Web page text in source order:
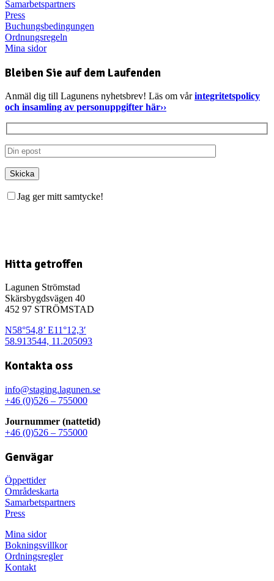
Samarbetspartners
Press
Buchungsbedingungen
Ordnungsregeln
Mina sidor
Bleiben Sie auf dem Laufenden
Anmäl dig till Lagunens nyhetsbrev! Läs om vårintegritetspolicy
och insamling av personuppgifter här››
Jag ger mitt samtycke!
Hitta getroffen
Lagunen Strömstad
Skärsbygdsvägen 40
452 97 STRÖMSTAD
N58°54,8’ E11°12,3′
58.913544, 11.205093
Kontakta oss
info@staging.lagunen.se
+46 (0)526 – 755000
Journummer (nattetid)
+46 (0)526 – 755000
Genvägar
Öppettider
Områdeskarta
Samarbetspartners
Press
Mina sidor
Bokningsvillkor
Ordningsregler
Kontakt